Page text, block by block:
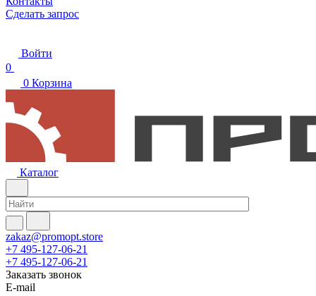
Сделать запрос
Войти
0
0 Корзина
Каталог
zakaz@promopt.store
+7 495-127-06-21
+7 495-127-06-21
Заказать звонок
E-mail